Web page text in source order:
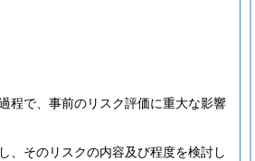
程で、事前のリスク評価に重大な影響
、そのリスクの内容及び程度を検討し